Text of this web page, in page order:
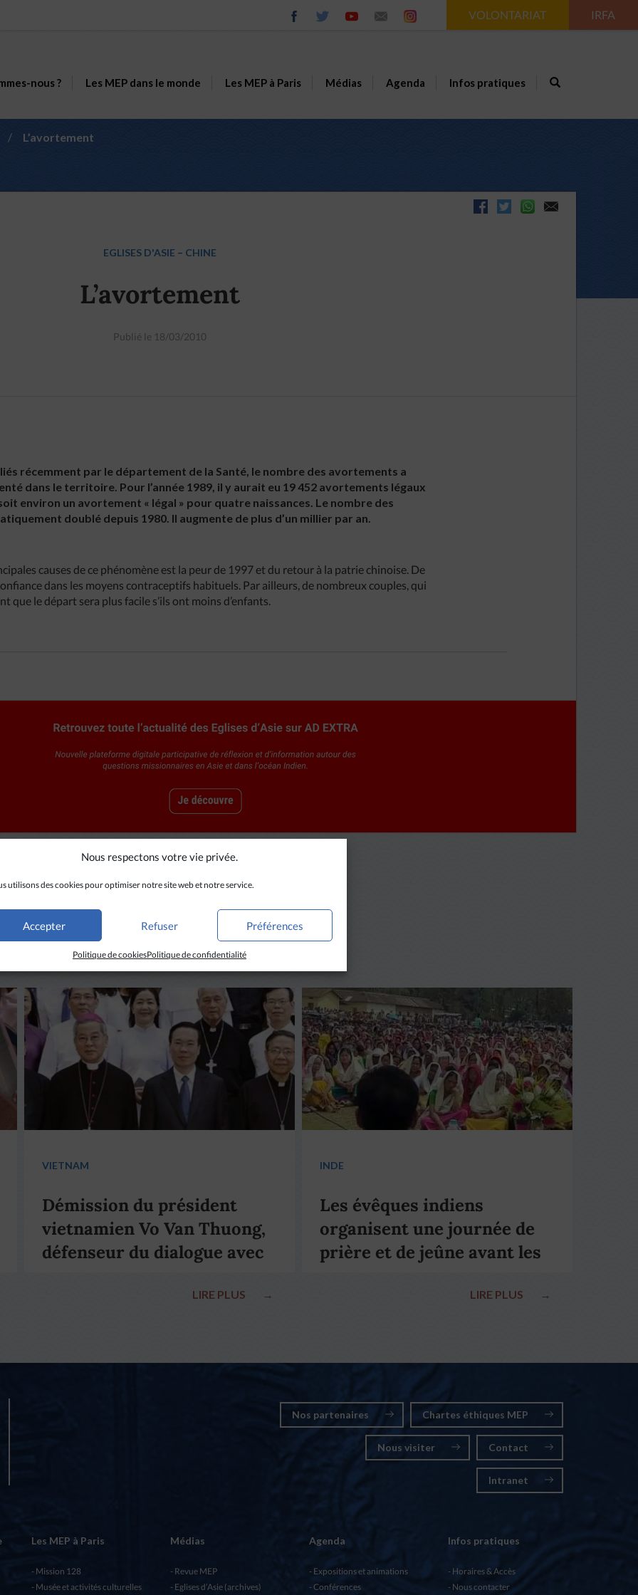
Nous respectons votre vie privée.
utilisons des cookies pour optimiser notre site web et notre service.
Accepter Refuser Préférences
Politique de cookiesPolitique de confidentialité
VOLONTARIAT IRFA
nous ? Les MEP dans le monde Les MEP à Paris Médias Agenda Infos pratiques
/ L’avortement
EGLISES D'ASIE – CHINE
L’avortement
Publié le 18/03/2010
récemment par le département de la Santé, le nombre des avortements a
dans le territoire. Pour l’année 1989, il y aurait eu 19 452 avortements légaux
environ un avortement « légal » pour quatre naissances. Le nombre des
doublé depuis 1980. Il augmente de plus d’un millier par an.
causes de ce phénomène est la peur de 1997 et du retour à la patrie chinoise. De
dans les moyens contraceptifs habituels. Par ailleurs, de nombreux couples, qui
que le départ sera plus facile s’ils ont moins d’enfants.
VIETNAM
Démission du président
vietnamien Vo Van Thuong,
défenseur du dialogue avec
LIRE PLUS →
INDE
Les évêques indiens
organisent une journée de
prière et de jeûne avant les
LIRE PLUS →
Nos partenaires Chartes éthiques MEP
Nous visiter Contact
Intranet
Les MEP à Paris
Mission 128
Musée et activités culturelles
Médias
Revue MEP
Eglises d’Asie (archives)
Agenda
Expositions et animations
Conférences
Infos pratiques
Horaires & Accès
Nous contacter